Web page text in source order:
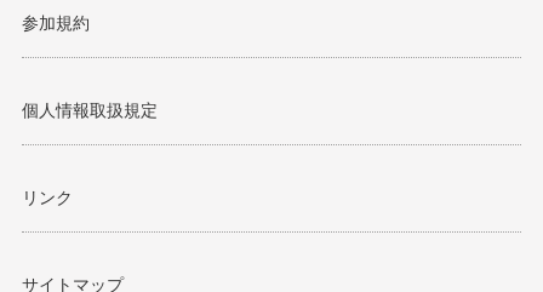
参加規約
個人情報取扱規定
リンク
サイトマップ